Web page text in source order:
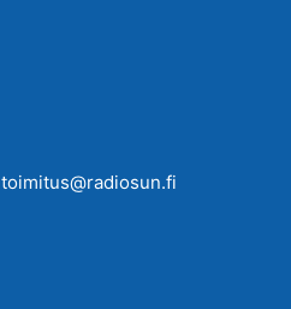
toimitus@radiosun.fi